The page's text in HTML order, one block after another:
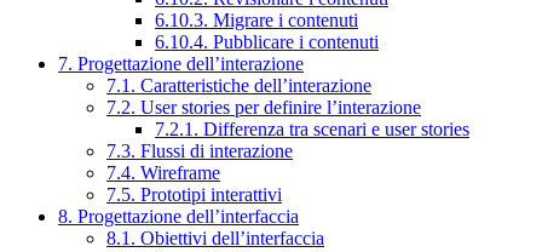
6.10.3. Migrare i contenuti
6.10.4. Pubblicare i contenuti
7. Progettazione dell’interazione
7.1. Caratteristiche dell’interazione
7.2. User stories per definire l’interazione
7.2.1. Differenza tra scenari e user stories
7.3. Flussi di interazione
7.4. Wireframe
7.5. Prototipi interattivi
8. Progettazione dell’interfaccia
8.1. Obiettivi dell’interfaccia